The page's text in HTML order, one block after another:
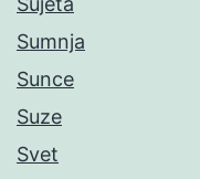
Sumnja
Sunce
Suze
Svet